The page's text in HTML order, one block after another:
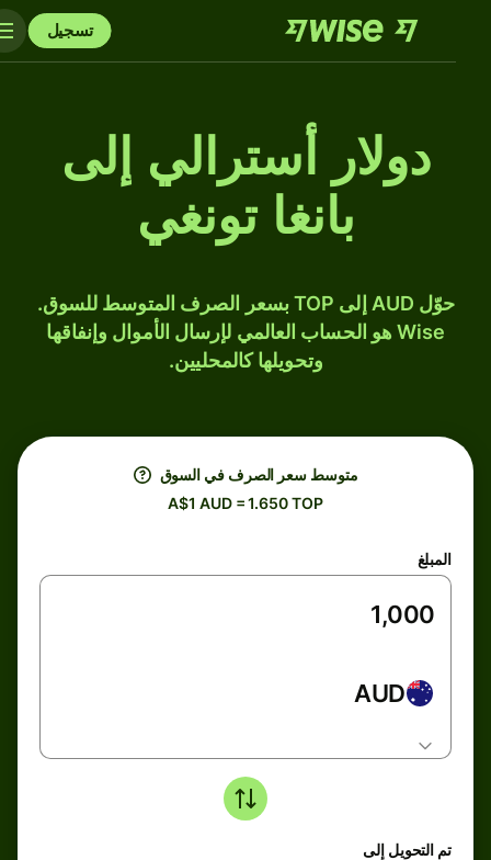
تسجيل
دولار أسترالي إلى
بانغا تونغي
حوّل AUD إلى TOP بسعر الصرف المتوسط للسوق.
Wise هو الحساب العالمي لإرسال الأموال وإنفاقها
وتحويلها كالمحليين.
متوسط ​​سعر الصرف في السوق
A$1 AUD = 1.650 TOP
المبلغ
AUD
تم التحويل إلى